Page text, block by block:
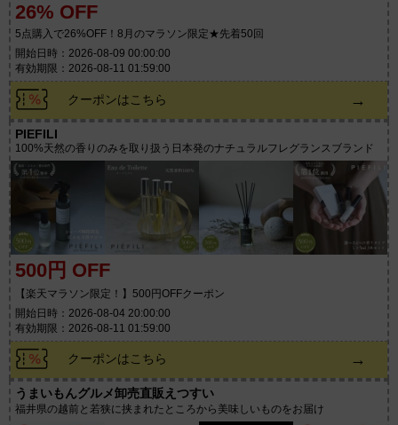
26% OFF
5点購入で26%OFF！8月のマラソン限定★先着50回
開始日時：2026-08-09 00:00:00
有効期限：2026-08-11 01:59:00
クーポンはこちら →
PIEFILI
100%天然の香りのみを取り扱う日本発のナチュラルフレグランスブランド
500円 OFF
【楽天マラソン限定！】500円OFFクーポン
開始日時：2026-08-04 20:00:00
有効期限：2026-08-11 01:59:00
クーポンはこちら →
うまいもんグルメ卸売直販えつすい
福井県の越前と若狭に挟まれたところから美味しいものをお届け